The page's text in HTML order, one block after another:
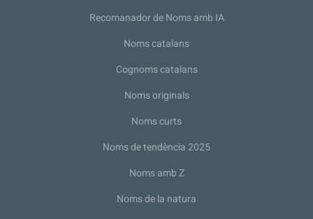
Recomanador de Noms amb IA
Noms catalans
Cognoms catalans
Noms originals
Noms curts
Noms de tendència 2025
Noms amb Z
Noms de la natura